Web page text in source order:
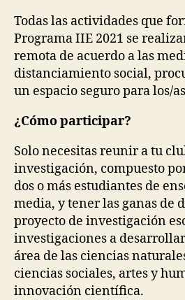
Todas las actividades que
Programa IIE 2021 se
remota de acuerdo a las
distanciamiento social,
un espacio seguro para los/
¿Cómo participar?
Solo necesitas reunir a tu
investigación, compuesto
dos o más estudiantes de
media, y tener las ganas de
proyecto de investigación
investigaciones a
área de las ciencias
ciencias sociales, artes y
innovación científica.